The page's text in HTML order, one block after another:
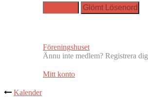
Föreningshuset
Ännu inte medlem? Registrera dig
Mitt konto
Kalender